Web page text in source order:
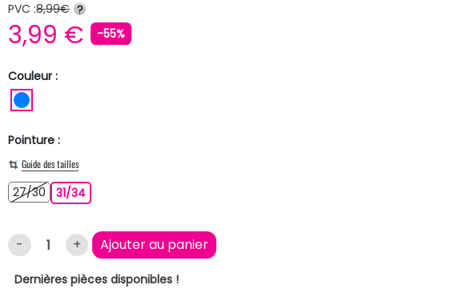
PVC :8,99€ ?
3,99 € -55%
Couleur :
Pointure :
Guide des tailles
27/30 27/30
31/3431/34
- + Ajouter au panier
Dernières pièces disponibles !